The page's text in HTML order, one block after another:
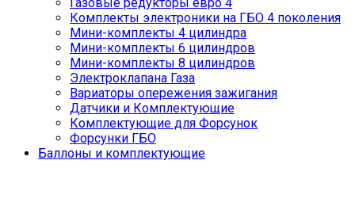
Комплекты электроники на ГБО 4 поколения
Мини-комплекты 4 цилиндра
Мини-комплекты 6 цилиндров
Мини-комплекты 8 цилиндров
Электроклапана Газа
Вариаторы опережения зажигания
Датчики и Комплектующие
Комплектующие для Форсунок
Форсунки ГБО
Баллоны и комплектующие